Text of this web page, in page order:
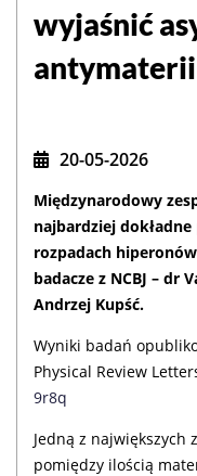
wyjaśnić
antymaterii
20-05-2026
Międzynarodowy
najbardziej
rozpadach
badacze z NCBJ – dr
Andrzej Kupść.
Wyniki badań
Physical Review
9r8q
Jedną z największych
pomiędzy ilością